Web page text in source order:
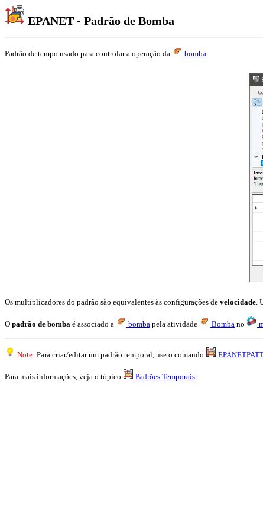
EPANET - Padrão de Bomba
Padrão de tempo usado para controlar a operação da bomba:
Os multiplicadores do padrão são equivalentes às configurações de velocidade.
O padrão de bomba é associado a bomba pela atividade Bomba no
Note: Para criar/editar um padrão temporal, use o comando
Para mais informações, veja o tópico Padrões Temporais